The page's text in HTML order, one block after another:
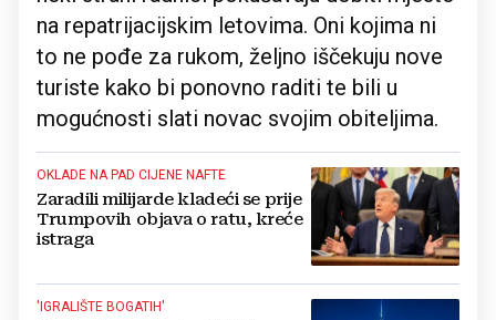
na repatrijacijskim letovima. Oni kojima ni
to ne pođe za rukom, željno iščekuju nove
turiste kako bi ponovno raditi te bili u
mogućnosti slati novac svojim obiteljima.
OKLADE NA PAD CIJENE NAFTE
Zaradili milijarde kladeći se prije
Trumpovih objava o ratu, kreće
istraga
'IGRALIŠTE BOGATIH'